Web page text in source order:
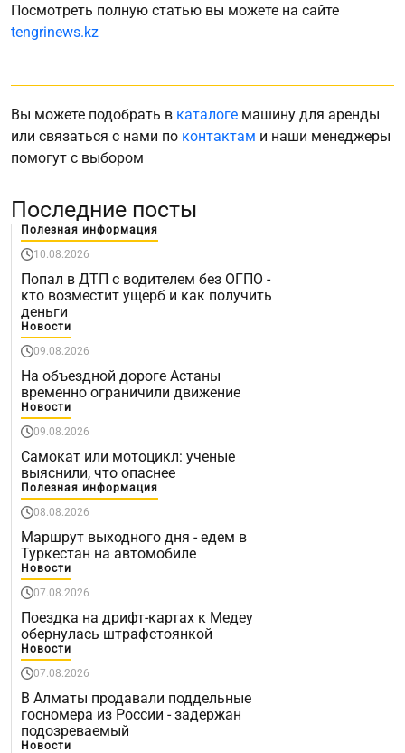
Посмотреть полную статью вы можете на сайте
tengrinews.kz
Вы можете подобрать в каталоге машину для аренды
или связаться с нами по контактам и наши менеджеры
помогут с выбором
Последние посты
Полезная информация
10.08.2026
Попал в ДТП с водителем без ОГПО -
кто возместит ущерб и как получить
деньги
Новости
09.08.2026
На объездной дороге Астаны
временно ограничили движение
Новости
09.08.2026
Самокат или мотоцикл: ученые
выяснили, что опаснее
Полезная информация
08.08.2026
Маршрут выходного дня - едем в
Туркестан на автомобиле
Новости
07.08.2026
Поездка на дрифт-картах к Медеу
обернулась штрафстоянкой
Новости
07.08.2026
В Алматы продавали поддельные
госномера из России - задержан
подозреваемый
Новости